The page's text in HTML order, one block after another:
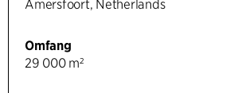
Amersfoort, Netherlands
Omfang
29 000 m²